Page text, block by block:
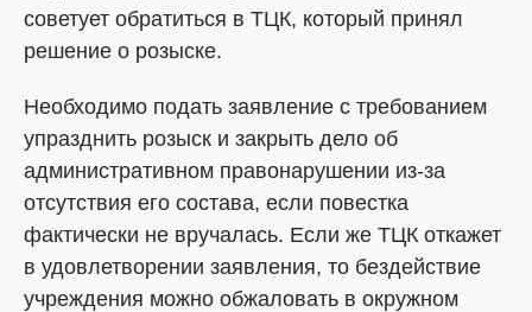
советует обратиться в ТЦК, который принял
решение о розыске.
Необходимо подать заявление с требованием
упразднить розыск и закрыть дело об
административном правонарушении из-за
отсутствия его состава, если повестка
фактически не вручалась. Если же ТЦК откажет
в удовлетворении заявления, то бездействие
учреждения можно обжаловать в окружном